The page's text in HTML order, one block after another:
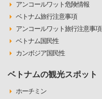
アンコールワット危険情報
ベトナム旅行注意事項
アンコールワット旅行注意事項
ベトナム国民性
カンボジア国民性
ベトナムの観光スポット
ホーチミン